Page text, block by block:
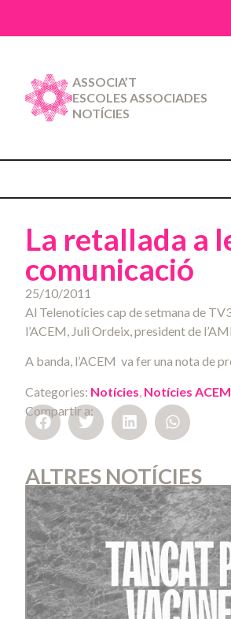
ASSOCIA’T
ESCOLES ASSOCIADES
NOTÍCIES
La retallada a
comunicació
25/10/2011
Al Telenotícies cap de setmana de
l’ACEM, Juli Ordeix, president de
A banda, l’ACEM va fer una nota de
Categories: Notícies Notícies ACEM
Compartir a:
ALTRES NOTÍCIES